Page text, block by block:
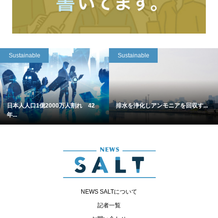
Sustainable
日本人人口1億2000万人割れ 42
年...
Sustainable
排水を浄化しアンモニアを回収す...
NEWS SALTについて
記者一覧